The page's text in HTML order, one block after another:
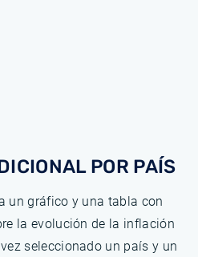
POR PAÍS
un gráfico y una tabla con
la evolución de la inflación
seleccionado un país y un